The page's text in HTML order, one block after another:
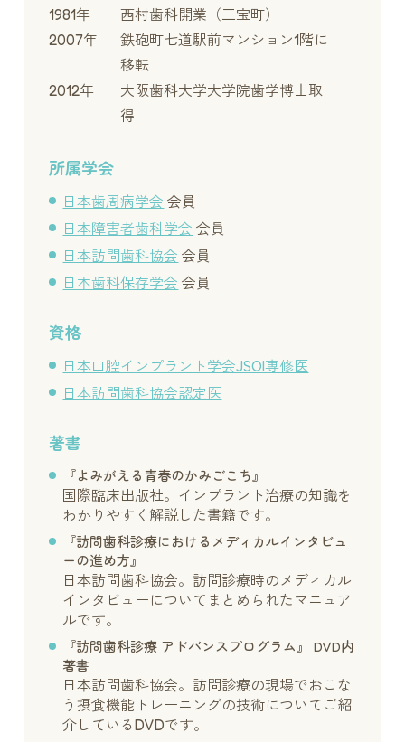
1981年
西村歯科開業（三宝町）
2007年
鉄砲町七道駅前マンション1階に
移転
2012年
大阪歯科大学大学院歯学博士取
得
所属学会
日本歯周病学会 会員
日本障害者歯科学会 会員
日本訪問歯科協会 会員
日本歯科保存学会 会員
資格
日本口腔インプラント学会JSOI専修医
日本訪問歯科協会認定医
著書
『よみがえる青春のかみごこち』
国際臨床出版社。インプラント治療の知識を
わかりやすく解説した書籍です。
『訪問歯科診療におけるメディカルインタビュ
ーの進め方』
日本訪問歯科協会。訪問診療時のメディカル
インタビューについてまとめられたマニュア
ルです。
『訪問歯科診療 アドバンスプログラム』 DVD内
著書
日本訪問歯科協会。訪問診療の現場でおこな
う摂食機能トレーニングの技術についてご紹
介しているDVDです。